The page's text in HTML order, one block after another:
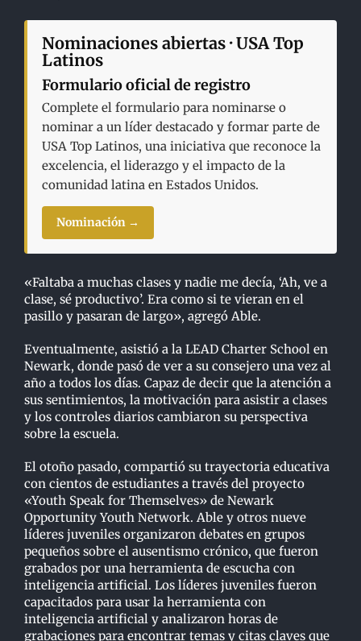
Nominaciones abiertas · USA Top
Latinos
Formulario oficial de registro
Complete el formulario para nominarse o
nominar a un líder destacado y formar parte de
USA Top Latinos, una iniciativa que reconoce la
excelencia, el liderazgo y el impacto de la
comunidad latina en Estados Unidos.
Nominación →
«Faltaba a muchas clases y nadie me decía, ‘Ah, ve a
clase, sé productivo’. Era como si te vieran en el
pasillo y pasaran de largo», agregó Able.
Eventualmente, asistió a la LEAD Charter School en
Newark, donde pasó de ver a su consejero una vez al
año a todos los días. Capaz de decir que la atención a
sus sentimientos, la motivación para asistir a clases
y los controles diarios cambiaron su perspectiva
sobre la escuela.
El otoño pasado, compartió su trayectoria educativa
con cientos de estudiantes a través del proyecto
«Youth Speak for Themselves» de Newark
Opportunity Youth Network. Able y otros nueve
líderes juveniles organizaron debates en grupos
pequeños sobre el ausentismo crónico, que fueron
grabados por una herramienta de escucha con
inteligencia artificial. Los líderes juveniles fueron
capacitados para usar la herramienta con
inteligencia artificial y analizaron horas de
grabaciones para encontrar temas y citas claves que